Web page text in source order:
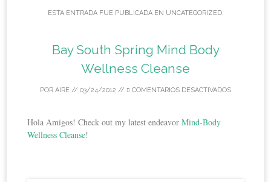
ESTA ENTRADA FUE PUBLICADA EN UNCATEGORIZED.
Bay South Spring Mind Body
Wellness Cleanse
POR AIRE // 03/24/2012 // COMENTARIOS DESACTIVADOS
Hola Amigos! Check out my latest endeavorMind-Body
Wellness Cleanse!